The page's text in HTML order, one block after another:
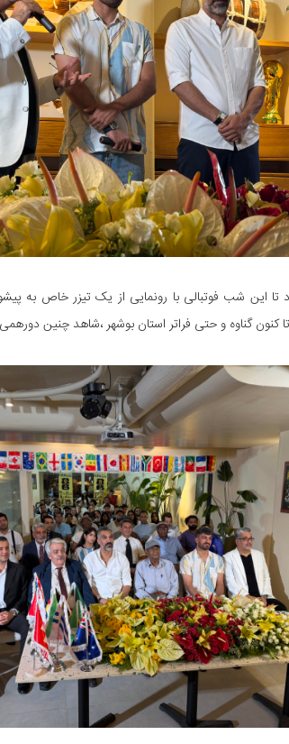
تا این شب فوتبالی با رونمایی از یک تیزر خاص به
کنون گناوه و حتی فراتر استان بوشهر ،شاهد چنین